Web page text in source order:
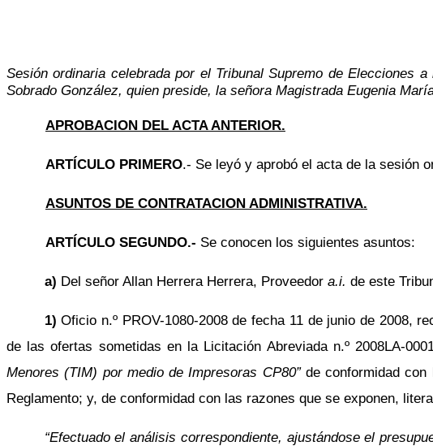
Sesión ordinaria celebrada por el Tribunal Supremo de Elecciones
Sobrado González, quien preside, la señora Magistrada Eugenia
APROBACION DEL ACTA ANTERIOR.
ARTÍCULO PRIMERO.- Se leyó y aprobó el acta de la sesión
ASUNTOS DE CONTRATACION ADMINISTRATIVA.
ARTÍCULO SEGUNDO.- Se conocen los siguientes asuntos:
a) Del señor Allan Herrera Herrera, Proveedor a.i. de este
1) Oficio n.º PROV-1080-2008 de fecha 11 de junio de 2008,
de las ofertas sometidas en la Licitación Abreviada n.º 2008LA-
Menores (TIM) por medio de Impresoras CP80”de conformidad con
Reglamento; y, de conformidad con las razones que se exponen,
“Efectuado el análisis correspondiente, ajustándose el